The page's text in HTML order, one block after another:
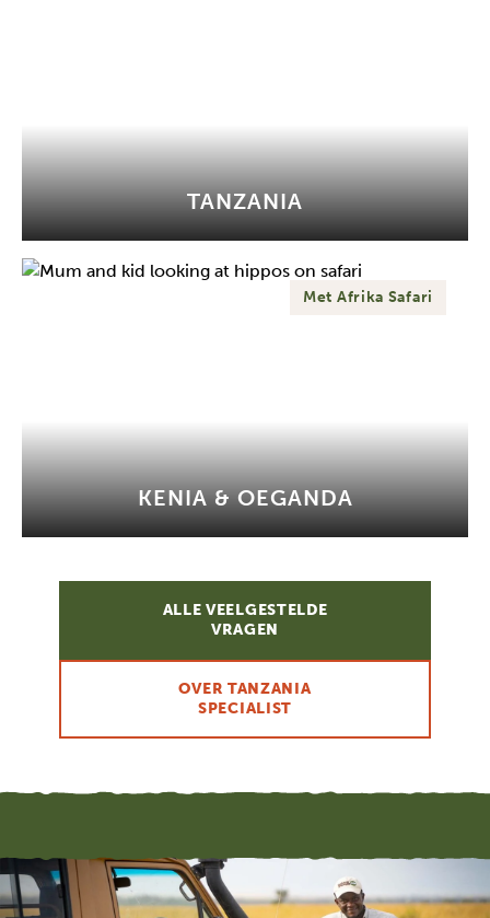
TANZANIA
Met Afrika Safari
KENIA & OEGANDA
ALLE VEELGESTELDE
VRAGEN
OVER TANZANIA
SPECIALIST